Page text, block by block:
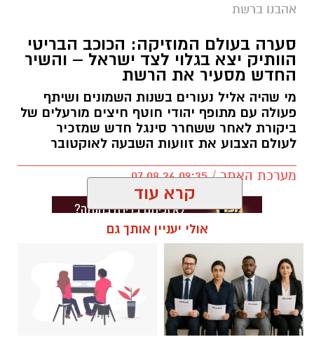
אהבנו ברשת
סערה בעולם המוזיקה: הכוכב הבריטי
הוותיק יצא בגלוי לצד ישראל – והשיר
החדש מסעיר את הרשת
מי שהיה אליל נעורים בשנות השמונים ושיתף
פעולה עם מתופף יהודי חוטף חיצים מורעלים של
ביקורת לאחר ששחרר סינגל חדש שמזכיר
לעולם הצבוע את זוועות השבעה לאוקטובר
מערכת האתר / 09:35 07.08.26
תגים:בוי ג'ורג'
קרא עוד
אולי יעניין אותך גם